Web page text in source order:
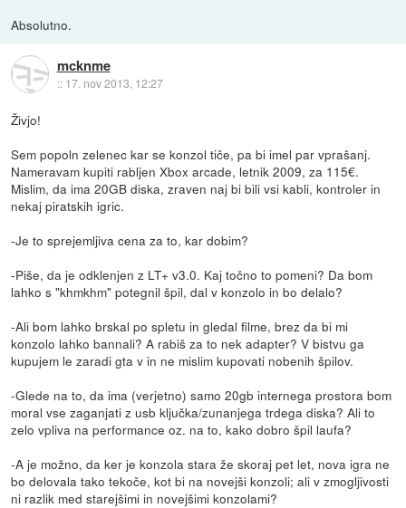
Absolutno.
mcknme
:: 17. nov 2013, 12:27
Živjo!
Sem popoln zelenec kar se konzol tiče, pa bi imel par vprašanj.
Nameravam kupiti rabljen Xbox arcade, letnik 2009, za 115€.
Mislim, da ima 20GB diska, zraven naj bi bili vsi kabli, kontroler in
nekaj piratskih igric.
-Je to sprejemljiva cena za to, kar dobim?
-Piše, da je odklenjen z LT+ v3.0. Kaj točno to pomeni? Da bom
lahko s "khmkhm" potegnil špil, dal v konzolo in bo delalo?
-Ali bom lahko brskal po spletu in gledal filme, brez da bi mi
konzolo lahko bannali? A rabiš za to nek adapter? V bistvu ga
kupujem le zaradi gta v in ne mislim kupovati nobenih špilov.
-Glede na to, da ima (verjetno) samo 20gb internega prostora bom
moral vse zaganjati z usb ključka/zunanjega trdega diska? Ali to
zelo vpliva na performance oz. na to, kako dobro špil laufa?
-A je možno, da ker je konzola stara že skoraj pet let, nova igra ne
bo delovala tako tekoče, kot bi na novejši konzoli; ali v zmogljivosti
ni razlik med starejšimi in novejšimi konzolami?